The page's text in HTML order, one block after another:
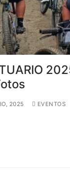
2025 EVENTOS